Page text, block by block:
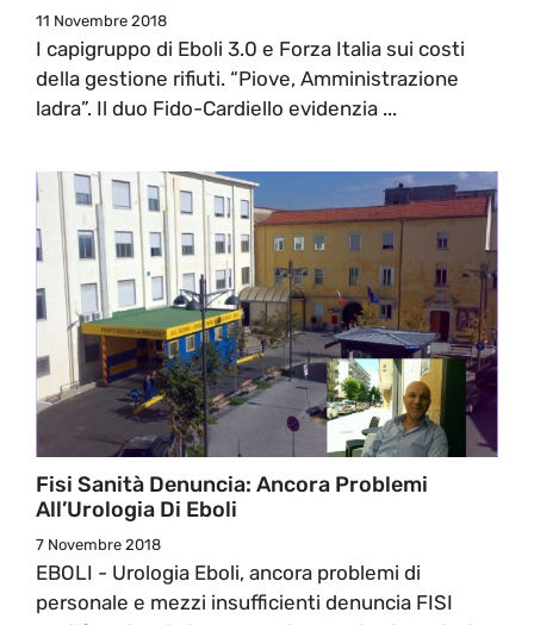
11 Novembre 2018
I capigruppo di Eboli 3.0 e Forza Italia sui costi
della gestione rifiuti. “Piove, Amministrazione
ladra”. Il duo Fido-Cardiello evidenzia ...
Fisi Sanità Denuncia: Ancora Problemi
All’Urologia Di Eboli
7 Novembre 2018
EBOLI - Urologia Eboli, ancora problemi di
personale e mezzi insufficienti denuncia FISI